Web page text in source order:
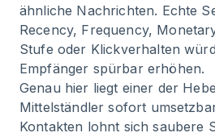
ähnliche Nachrichten. Echte
Recency, Frequency,
Stufe oder Klickverhalten
Empfänger spürbar erhöhen.
Genau hier liegt einer der
Mittelständler sofort
Kontakten lohnt sich saubere